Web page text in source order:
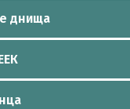
днища